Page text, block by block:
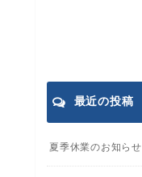
最近の投稿
夏季休業のお知らせ